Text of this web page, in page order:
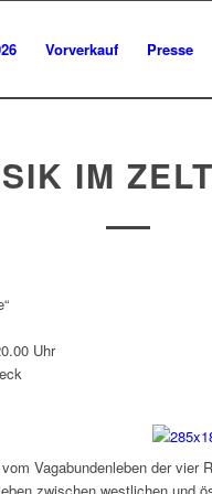
Vorverkauf Presse
IM
Uhr
Vagabundenleben der vier